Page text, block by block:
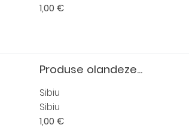
1,00 €
Produse olandeze...
Sibiu
Sibiu
1,00 €